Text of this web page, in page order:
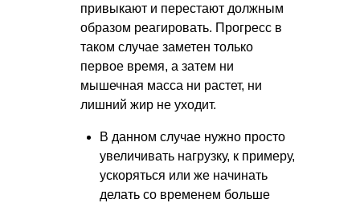
привыкают и перестают должным
образом реагировать. Прогресс в
таком случае заметен только
первое время, а затем ни
мышечная масса ни растет, ни
лишний жир не уходит.
В данном случае нужно просто
увеличивать нагрузку, к примеру,
ускоряться или же начинать
делать со временем больше